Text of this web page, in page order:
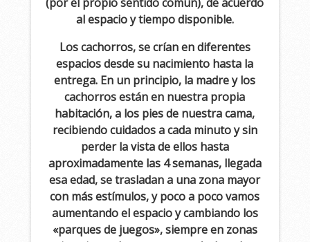
al espacio y tiempo disponible.
Los cachorros, se crían en diferentes
espacios desde su nacimiento hasta la
entrega. En un principio, la madre y los
cachorros están en nuestra propia
habitación, a los pies de nuestra cama,
recibiendo cuidados a cada minuto y sin
perder la vista de ellos hasta
aproximadamente las 4 semanas, llegada
esa edad, se trasladan a una zona mayor
con más estímulos, y poco a poco vamos
aumentando el espacio y cambiando los
«parques de juegos», siempre en zonas